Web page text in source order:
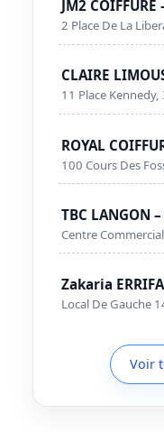
JM2
2 Place De La
CLAIRE
11 Place
ROYAL
100 Cours Des
TBC LANGON
Centre
Zakaria
Local De Gauche
Voir